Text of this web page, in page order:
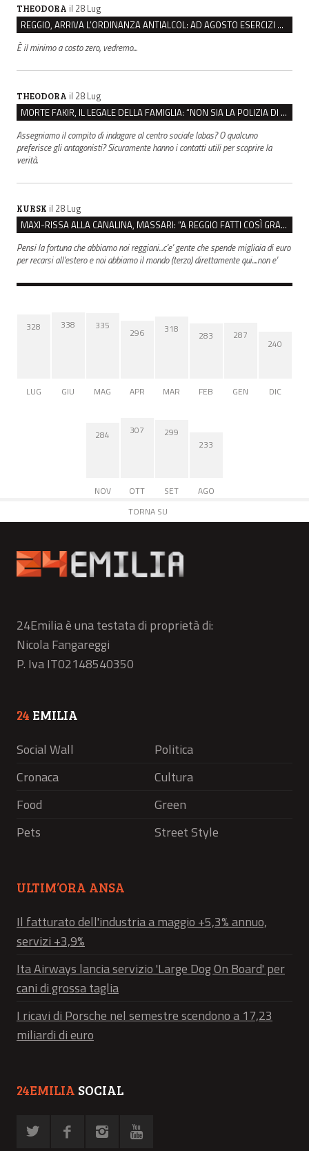
THEODORA il 28 Lug
REGGIO, ARRIVA L’ORDINANZA ANTIALCOL: AD AGOSTO ESERCIZI DI VICINATO CHIUSI DALLE 22 ALLE 6
È il minimo a costo zero, vedremo...
THEODORA il 28 Lug
MORTE FAKIR, IL LEGALE DELLA FAMIGLIA: “NON SIA LA POLIZIA DI STATO A INDAGARE”
Assegniamo il compito di indagare al centro sociale labas? O qualcuno
preferisce gli antagonisti? Sicuramente hanno i contatti utili per scoprire la
verità.
KURSK il 28 Lug
MAXI-RISSA ALLA CANALINA, MASSARI: “A REGGIO FATTI COSÌ GRAVI NON DEVONO TROVARE SPAZIO”
Pensi la fortuna che abbiamo noi reggiani...c'e' gente che spende migliaia di euro
per recarsi all'estero e noi abbiamo il mondo (terzo) direttamente qui....non e'
328
LUG
338
GIU
335
MAG
296
APR
318
MAR
283
FEB
287
GEN
240
DIC
284
NOV
307
OTT
299
SET
233
AGO
TORNA SU
24Emilia è una testata di proprietà di:
Nicola Fangareggi
P. Iva IT02148540350
24 EMILIA
Social Wall
Politica
Cronaca
Cultura
Food
Green
Pets
Street Style
ULTIM’ORA ANSA
Il fatturato dell'industria a maggio +5,3% annuo,
servizi +3,9%
Ita Airways lancia servizio 'Large Dog On Board' per
cani di grossa taglia
I ricavi di Porsche nel semestre scendono a 17,23
miliardi di euro
24EMILIA SOCIAL